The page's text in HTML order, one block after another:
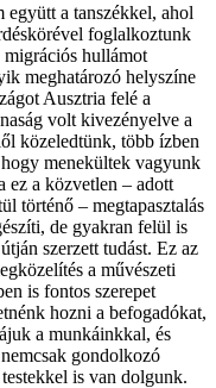
a tanszékkel, ahol
foglalkoztunk
hullámot
meghatározó helyszíne
Ausztria felé a
volt kivezényelve a
közeledtünk, több ízben
menekültek vagyunk
ez a közvetlen – adott
történő – megtapasztalás
de gyakran felül is
szerzett tudást. Ez az
a művészeti
is fontos szerepet
hozni a befogadókat,
a munkáinkkal, és
gondolkozó
is van dolgunk.